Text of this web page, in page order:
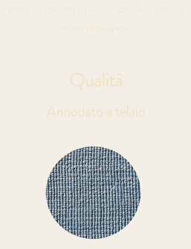
materiali utilizzati sono pura seta, lino, cotone
e lana himalayana
Qualità
Annodato a telaio